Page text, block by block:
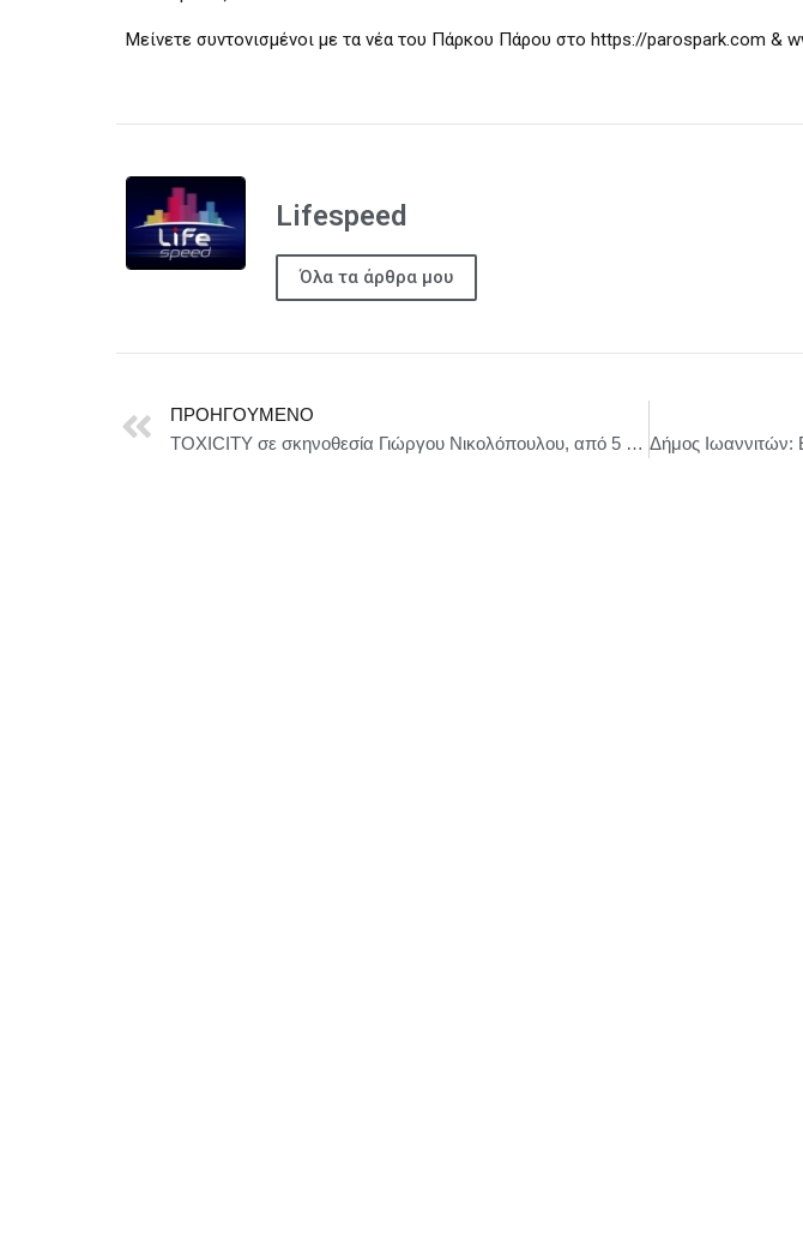
Μείνετε συντονισμένοι με τα νέα του Πάρκου Πάρου στο https://parospark.com &
Lifespeed
Όλα τα άρθρα μου
ΠΡΟΗΓΟΎΜΕΝΟ
TOXICITY σε σκηνοθεσία Γιώργου Νικολόπουλου, από 5 Μαΐου || Τεχνοχώρος ΦΑΜΠΡΙΚΑ